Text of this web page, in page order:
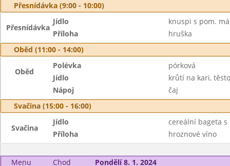
Přesnídávka (9:00 - 10:00)
Přesnídávka
Jídlo
knuspi s pom.
Příloha
hruška
Oběd (11:00 - 14:00)
Oběd
Polévka
pórková
Jídlo
krůtí na kari,
Nápoj
čaj
Svačina (15:00 - 16:00)
Svačina
Jídlo
cereální bageta
Příloha
hroznové víno
Menu Chod
Pondělí 8. 1. 2024